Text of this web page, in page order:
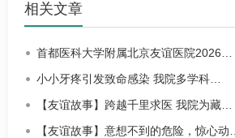
相关文章
首都医科大学附属北京友谊医院2026…
小小牙疼引发致命感染 我院多学科…
【友谊故事】跨越千里求医 我院为藏…
【友谊故事】意想不到的危险，惊心动…